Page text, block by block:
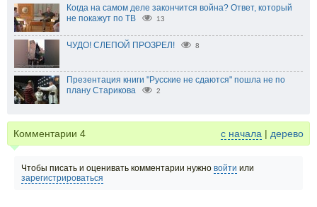
Когда на самом деле закончится война? Ответ, который
не покажут по ТВ
13
ЧУДО! СЛЕПОЙ ПРОЗРЕЛ! 8
Презентация книги "Русские не сдаются" пошла не по
плану Старикова
2
Комментарии 4 с начала | дерево
Чтобы писать и оценивать комментарии нужно войти или
зарегистрироваться